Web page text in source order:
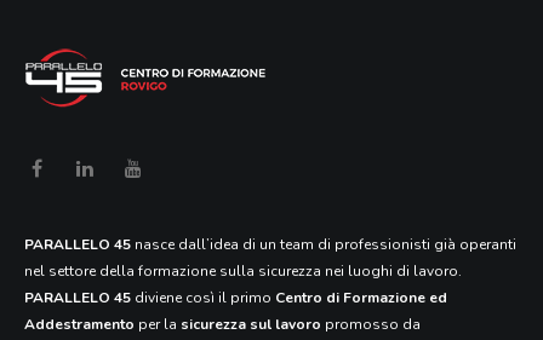
PARALLELO 45 nasce dall’idea di un team di professionisti già operanti
nel settore della formazione sulla sicurezza nei luoghi di lavoro.
PARALLELO 45 diviene così il primo Centro di Formazione ed
Addestramento per la sicurezza sul lavoro promosso da